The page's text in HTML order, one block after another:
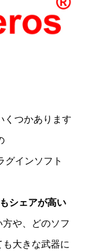
くつかあります
グインソフト
シェアが高い
や、どのソフ
大きな武器に